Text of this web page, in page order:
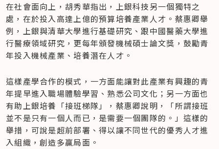
在社會面向上，胡秀華指出，上銀科技另一個獨特之
處，在於投入高達上億的預算培養產業人才。蔡惠卿舉
例，上銀與清華大學進行基礎研究、跟中國醫藥大學進
行醫療領域研究，更每年頒發機械碩士論文獎，鼓勵青
年投入機械產業、培養潛在人才。
這樣產學合作的模式，一方面能讓對此產業有興趣的青
年提早進入職場體驗學習、熟悉公司文化；另一方面也
有助上銀培養「接班梯隊」，蔡惠卿說明，「所謂接班
並不是只有一個人而已，是需要一個團隊的。」這樣的
舉措，可說是超前部署、得以讓不同世代的優秀人才進
入組織，創造多贏局面。